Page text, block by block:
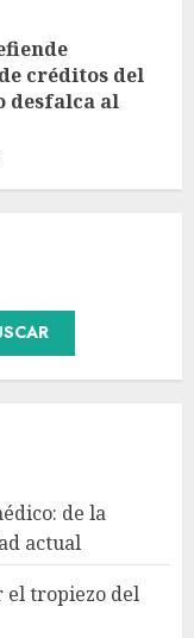
créditos del
desfalca al
de la
actual
el tropiezo del
padre de
años en Rosario
créditos del
al